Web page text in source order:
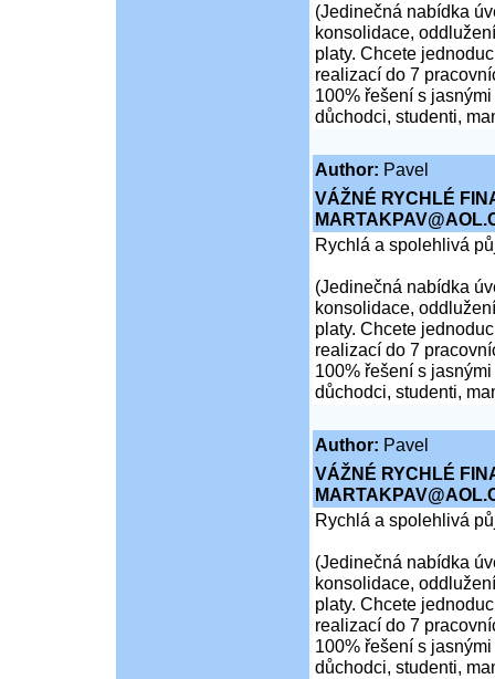
(Jedinečná nabídka
konsolidace,
platy. Chcete
realizací do 7
100% řešení s
důchodci, studenti,
Author: Pavel
VÁŽNÉ RYCHLÉ
Rychlá a spolehlivá
(Jedinečná nabídka
konsolidace,
platy. Chcete
realizací do 7
100% řešení s
důchodci, studenti,
Author: Pavel
VÁŽNÉ RYCHLÉ
Rychlá a spolehlivá
(Jedinečná nabídka
konsolidace,
platy. Chcete
realizací do 7
100% řešení s
důchodci, studenti,